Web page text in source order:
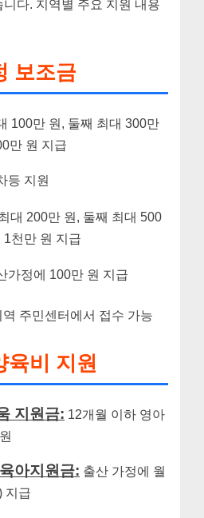
다. 지역별 주요 지원 내용
보조금
100만 원, 둘째 최대 300만
만 원 지급
등 지원
대 200만 원, 둘째 최대 500
1천만 원 지급
가정에 100만 원 지급
역 주민센터에서 접수 가능
육비 지원
지원금: 12개월 이하 영아
아지원금: 출산 가정에 월
지급